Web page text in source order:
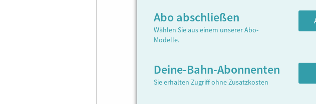
Abo abschließen
Wählen Sie aus einem unserer Abo-
Modelle.
Deine-Bahn-Abonnenten
Sie erhalten Zugriff ohne Zusatzkosten